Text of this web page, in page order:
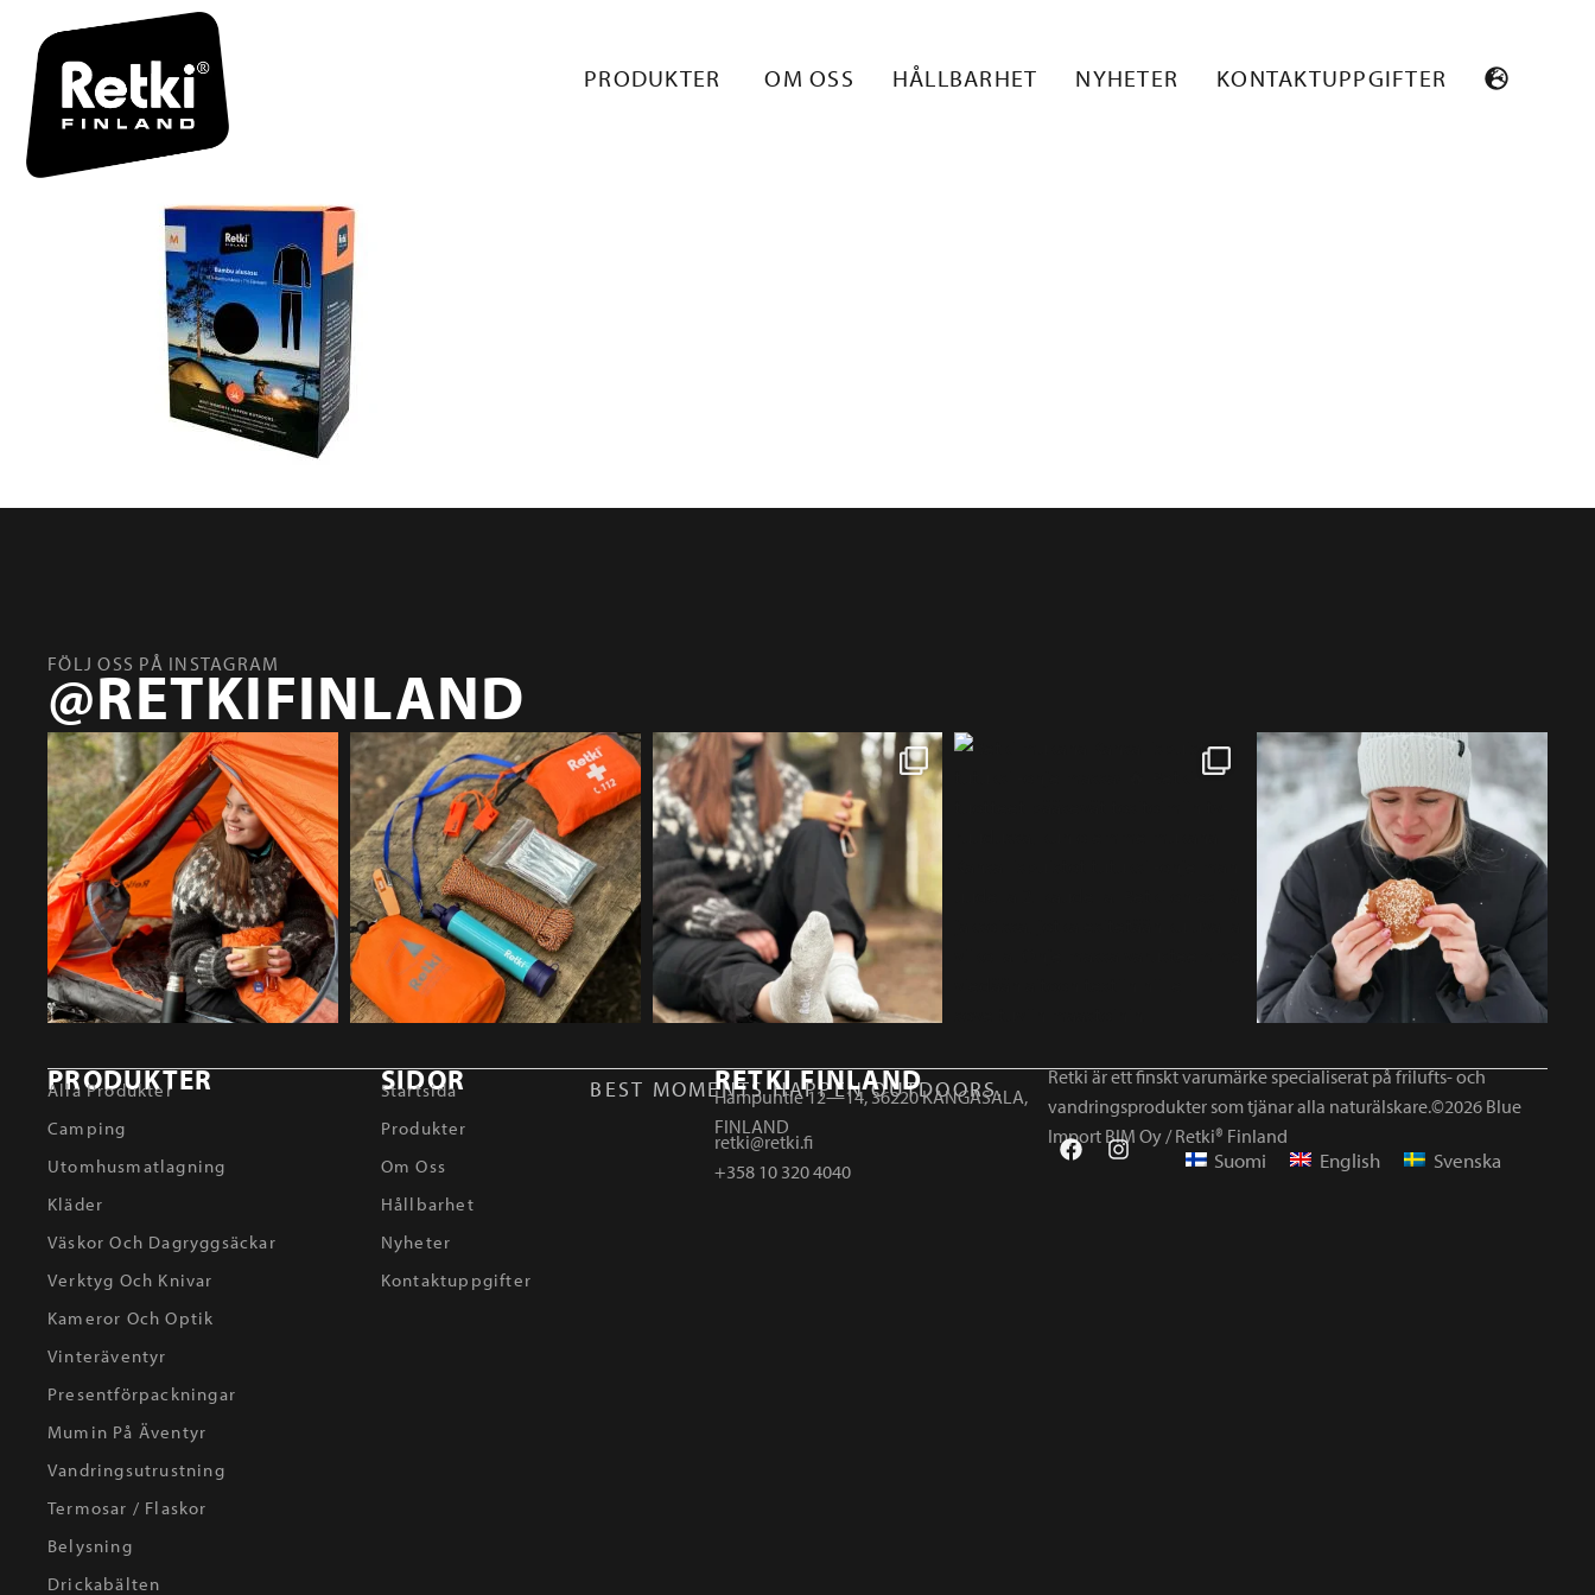
PRODUKTER OM OSS HÅLLBARHET NYHETER KONTAKTUPPGIFTER
R7045
FÖLJ OSS PÅ INSTAGRAM
@RETKIFINLAND
BEST MOMENTS HAPPEN OUTDOORS.
PRODUKTER
Alla Produkter
Camping
Utomhusmatlagning
Kläder
Väskor Och Dagryggsäckar
Verktyg Och Knivar
Kameror Och Optik
Vinteräventyr
Presentförpackningar
Mumin På Äventyr
Vandringsutrustning
Termosar / Flaskor
Belysning
Drickabälten
SIDOR
Startsida
Produkter
Om Oss
Hållbarhet
Nyheter
Kontaktuppgifter
RETKI FINLAND
Hampuntie 12—14, 36220 KANGASALA,
FINLAND
retki@retki.fi
+358 10 320 4040
Retki är ett finskt varumärke specialiserat på frilufts- och
vandringsprodukter som tjänar alla naturälskare.©2026 Blue
Import BIM Oy / Retki® Finland
Suomi English Svenska